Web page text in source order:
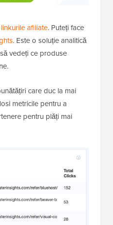
afiliate. Puteți face
. Este o soluție analitică
vedeți ce produse
care duc la mai
metricile pentru a
pentru plăți mai